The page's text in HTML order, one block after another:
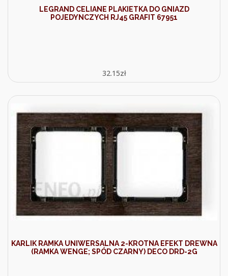
LEGRAND CELIANE PLAKIETKA DO GNIAZD
POJEDYNCZYCH RJ45 GRAFIT 67951
32.15zł
KARLIK RAMKA UNIWERSALNA 2-KROTNA EFEKT DREWNA
(RAMKA WENGE; SPÓD CZARNY) DECO DRD-2G